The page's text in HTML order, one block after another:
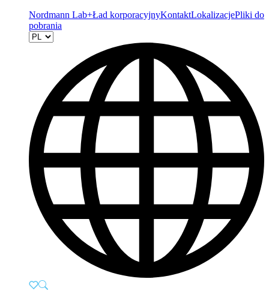
Nordmann Lab+Ład korporacyjnyKontaktLokalizacjePliki do
pobrania